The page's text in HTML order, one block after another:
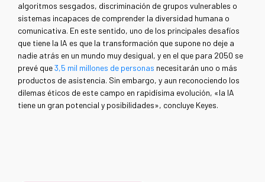
algoritmos sesgados, discriminación de grupos vulnerables o
sistemas incapaces de comprender la diversidad humana o
comunicativa. En este sentido, uno de los principales desafíos
que tiene la IA es que la transformación que supone no deje a
nadie atrás en un mundo muy desigual, y en el que para 2050 se
prevé que3,5 mil millones de personas necesitarán uno o más
productos de asistencia. Sin embargo, y aun reconociendo los
dilemas éticos de este campo en rapidísima evolución, «la IA
tiene un gran potencial y posibilidades», concluye Keyes.